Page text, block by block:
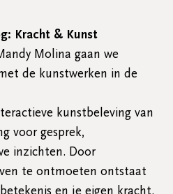
Kracht & Kunst
Molina gaan we
de kunstwerken in de
kunstbeleving van
voor gesprek,
inzichten. Door
te ontmoeten ontstaat
en je eigen kracht.